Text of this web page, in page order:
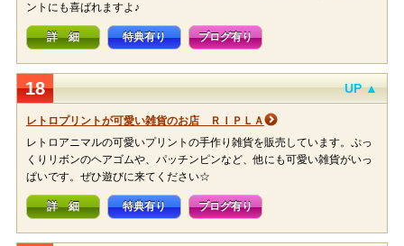
ントにも喜ばれますよ♪
詳 細 特典有り ブログ有り
18 UP ▲
レトロプリントが可愛い雑貨のお店 ＲＩＰＬＡ
レトロアニマルの可愛いプリントの手作り雑貨を販売しています。ぷっ
くりリボンのヘアゴムや、パッチンピンなど、他にも可愛い雑貨がいっ
ぱいです。ぜひ遊びに来てください☆
詳 細 特典有り ブログ有り